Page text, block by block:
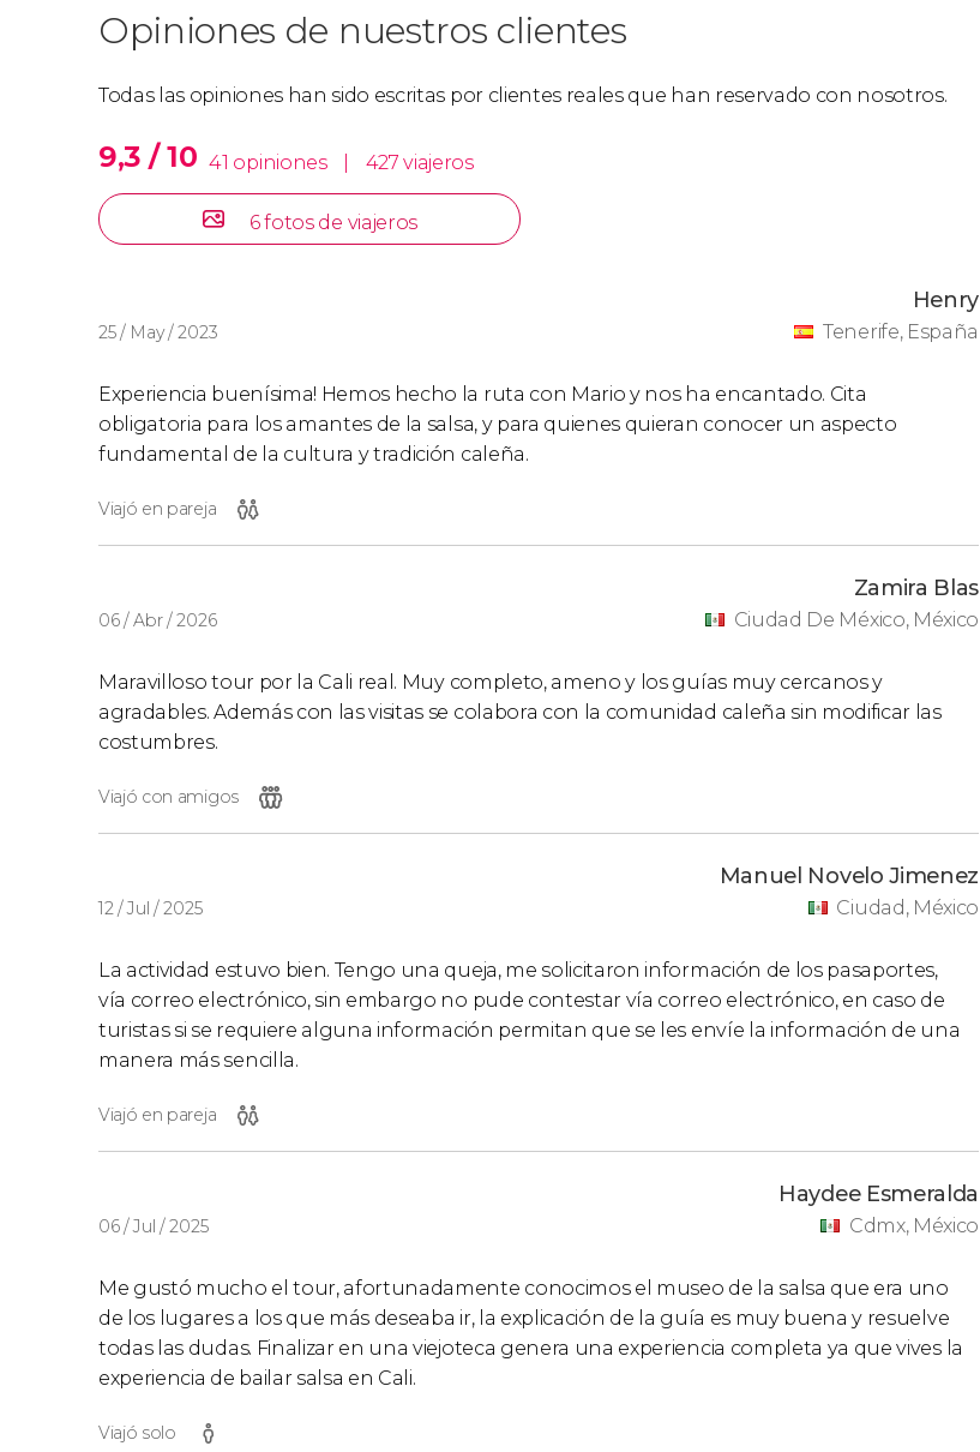
Opiniones de nuestros clientes
Todas las opiniones han sido escritas por clientes reales que han reservado con nosotros.
9,3 / 10 41 opiniones 427 viajeros
6 fotos de viajeros
25 / May / 2023
Henry
Tenerife, España
Experiencia buenísima! Hemos hecho la ruta con Mario y nos ha encantado. Cita
obligatoria para los amantes de la salsa, y para quienes quieran conocer un aspecto
fundamental de la cultura y tradición caleña.
Viajó en pareja
06 / Abr / 2026
Zamira Blas
Ciudad De México, México
Maravilloso tour por la Cali real. Muy completo, ameno y los guías muy cercanos y
agradables. Además con las visitas se colabora con la comunidad caleña sin modificar las
costumbres.
Viajó con amigos
12 / Jul / 2025
Manuel Novelo Jimenez
Ciudad, México
La actividad estuvo bien. Tengo una queja, me solicitaron información de los pasaportes,
vía correo electrónico, sin embargo no pude contestar vía correo electrónico, en caso de
turistas si se requiere alguna información permitan que se les envíe la información de una
manera más sencilla.
Viajó en pareja
06 / Jul / 2025
Haydee Esmeralda
Cdmx, México
Me gustó mucho el tour, afortunadamente conocimos el museo de la salsa que era uno
de los lugares a los que más deseaba ir, la explicación de la guía es muy buena y resuelve
todas las dudas. Finalizar en una viejoteca genera una experiencia completa ya que vives la
experiencia de bailar salsa en Cali.
Viajó solo